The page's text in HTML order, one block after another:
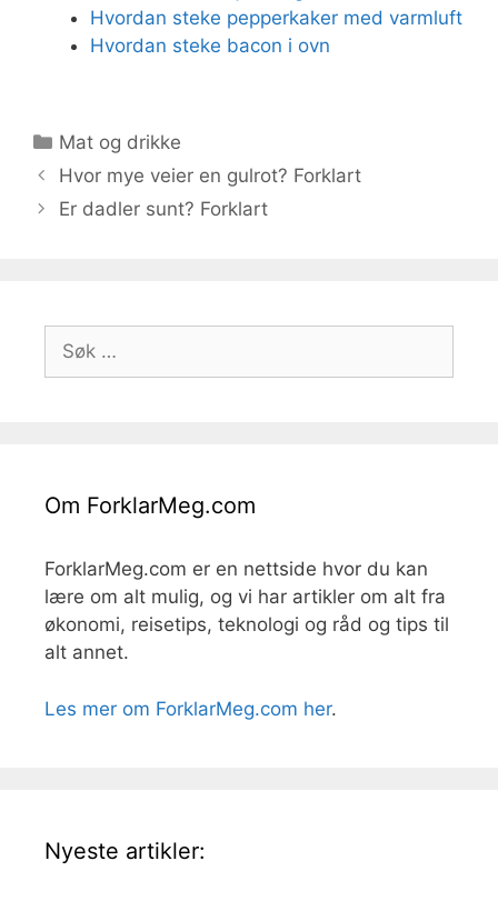
Hvordan steke pepperkaker med varmluft
Hvordan steke bacon i ovn
Kategorier
Mat og drikke
Hvor mye veier en gulrot? Forklart
Er dadler sunt? Forklart
Søk
etter:
Om ForklarMeg.com
ForklarMeg.com er en nettside hvor du kan
lære om alt mulig, og vi har artikler om alt fra
økonomi, reisetips, teknologi og råd og tips til
alt annet.
Les mer om ForklarMeg.com her.
Nyeste artikler: